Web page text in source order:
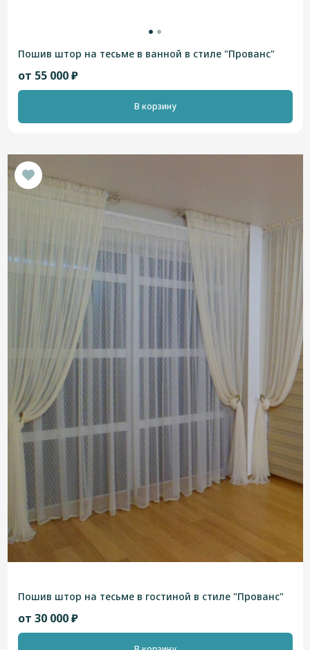
Пошив штор на тесьме в ванной в стиле "Прованс"
от 55 000 ₽
В корзину
Пошив штор на тесьме в гостиной в стиле "Прованс"
от 30 000 ₽